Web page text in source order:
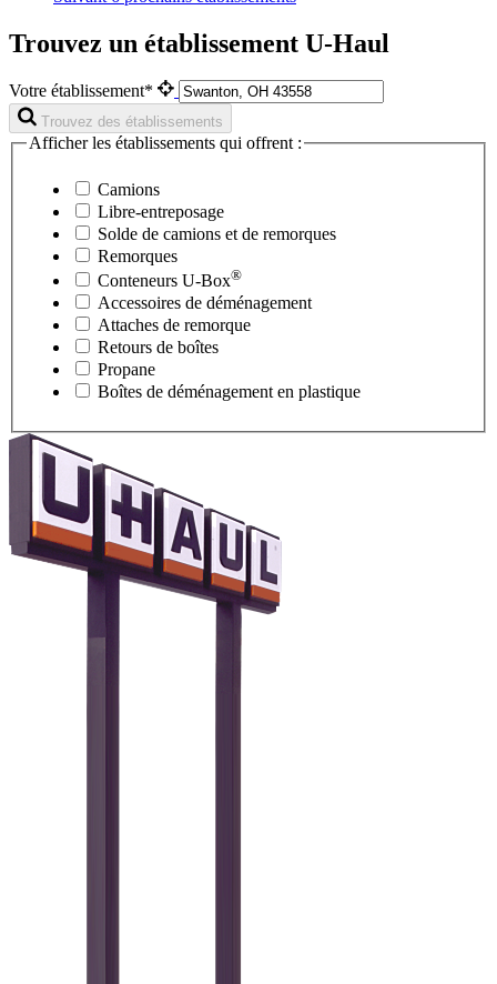
Trouvez un établissement U-Haul
Votre établissement*
Trouvez des établissements
Afficher les établissements qui offrent :
Camions
Libre-entreposage
Solde de camions et de remorques
Remorques
Conteneurs U-Box®
Accessoires de déménagement
Attaches de remorque
Retours de boîtes
Propane
Boîtes de déménagement en plastique